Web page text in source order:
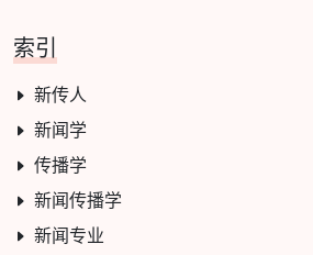
索引
新传人
新闻学
传播学
新闻传播学
新闻专业